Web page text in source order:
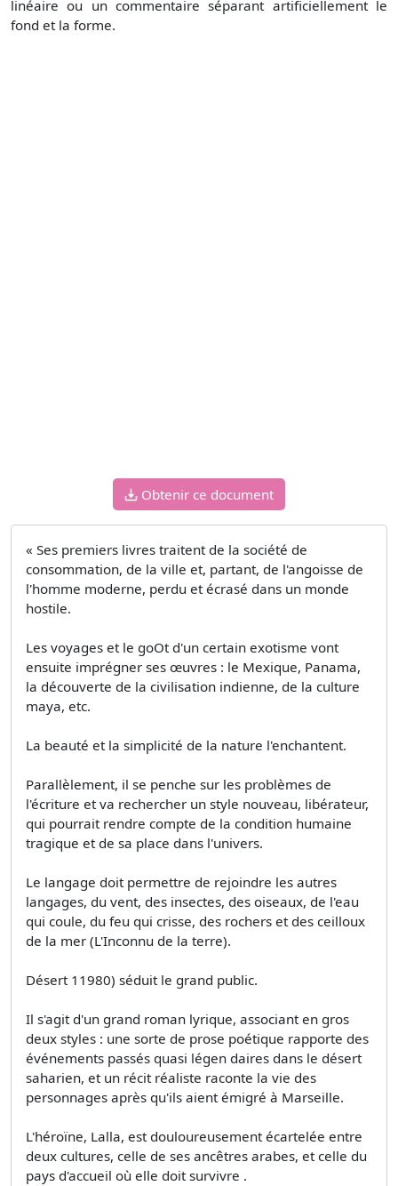
linéaire ou un commentaire séparant artificiellement le
fond et la forme.
Obtenir ce document
« Ses premiers livres traitent de la société de
consommation, de la ville et, partant, de l'angoisse de
l'homme moderne, perdu et écrasé dans un monde
hostile.
Les voyages et le goOt d'un certain exotisme vont
ensuite imprégner ses œuvres : le Mexique, Panama,
la découverte de la civilisation indienne, de la culture
maya, etc.
La beauté et la simplicité de la nature l'enchantent.
Parallèlement, il se penche sur les problèmes de
l'écriture et va rechercher un style nouveau, libérateur,
qui pourrait rendre compte de la condition humaine
tragique et de sa place dans l'univers.
Le langage doit permettre de rejoindre les autres
langages, du vent, des insectes, des oiseaux, de l'eau
qui coule, du feu qui crisse, des rochers et des ceilloux
de la mer (L'Inconnu de la terre).
Désert 11980) séduit le grand public.
Il s'agit d'un grand roman lyrique, associant en gros
deux styles : une sorte de prose poétique rapporte des
événements passés quasi légen­ daires dans le désert
saharien, et un récit réaliste raconte la vie des
personnages après qu'ils aient émigré à Marseille.
L'héroïne, Lalla, est douloureusement écartelée entre
deux cultures, celle de ses ancêtres arabes, et celle du
pays d'accueil où elle doit survivre .